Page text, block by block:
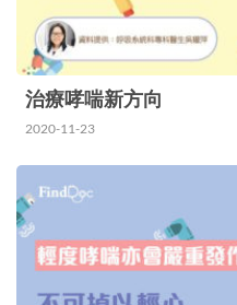
治療哮喘新方向
2020-11-23